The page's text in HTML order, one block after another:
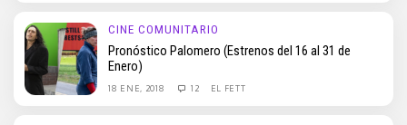
CINE COMUNITARIO
Pronóstico Palomero (Estrenos del 16 al 31 de
Enero)
18 ENE, 2018 12 EL FETT